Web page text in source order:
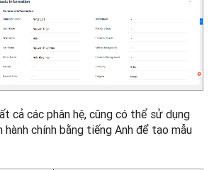
cả các phân hệ, cũng có thể sử dụng
chính bằng tiếng Anh để tạo mẫu